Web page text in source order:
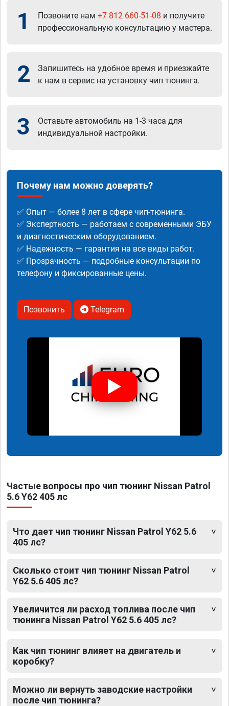
1 Позвоните нам +7 812 660-51-08 и получите
профессиональную консультацию у мастера.
2
Запишитесь на удобное время и приезжайте
к нам в сервис на установку чип тюнинга.
3
Оставьте автомобиль на 1-3 часа для
индивидуальной настройки.
Почему нам можно доверять?
✅ Опыт — более 8 лет в сфере чип-тюнинга.
✅ Экспертность — работаем с современными ЭБУ
и диагностическим оборудованием.
✅ Надежность — гарантия на все виды работ.
✅ Прозрачность — подробные консультации по
телефону и фиксированные цены.
Позвонить Telegram
Частые вопросы про чип тюнинг Nissan Patrol
5.6 Y62 405 лс
Что дает чип тюнинг Nissan Patrol Y62 5.6
405 лс?
Сколько стоит чип тюнинг Nissan Patrol
Y62 5.6 405 лс?
Увеличится ли расход топлива после чип
тюнинга Nissan Patrol Y62 5.6 405 лс?
Как чип тюнинг влияет на двигатель и
коробку?
Можно ли вернуть заводские настройки
после чип тюнинга?